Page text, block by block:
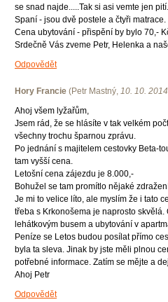
se snad najde.....Tak si asi vemte jen pití.
Spaní - jsou dvě postele a čtyři
Cena ubytování - přispění by bylo 70,-
Srdečně Vás zveme Petr, Helenka a
Odpovědět
Hory Francie (Petr Mastný, 10. 10. 2014
Ahoj všem lyžařům,
Jsem rád, že se hlásíte v tak velkém
všechny trochu šparnou zprávu.
Po jednání s majitelem cestovky Beta-
tam vyšší cena.
Letošní cena zájezdu je 8.000,-
Bohužel se tam promítlo nějaké
Je mi to velice líto, ale myslím že i tato
třeba s Krkonošema je naprosto
lehátkovým busem a ubytování v
Peníze se Letos budou posílat přímo
byla ta sleva. Jinak by jste měli plnou
potřebné informace. Zatím se mějte a
Ahoj Petr
Odpovědět